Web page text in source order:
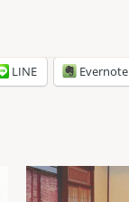
LINE Evernote